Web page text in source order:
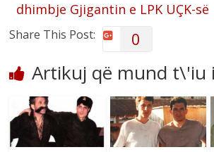
dhimbje Gjigantin e LPK UÇK-së
Share This Post: 0
Artikuj që mund t\'iu